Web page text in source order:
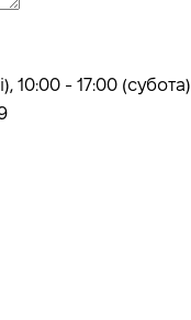
10:00 - 17:00 (субота)